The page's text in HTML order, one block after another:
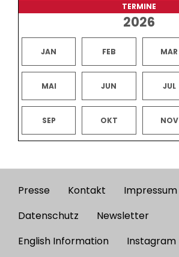
TERMINE
2026
JAN FEB MAR
MAI JUN JUL
SEP OKT NOV
Footer
menu
Presse Kontakt
Impressum
Datenschutz
Newsletter
English Information
Instagram